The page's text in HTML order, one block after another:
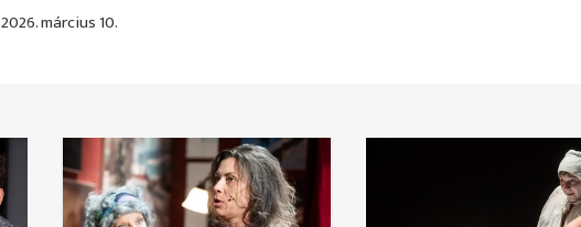
2026. március 10.